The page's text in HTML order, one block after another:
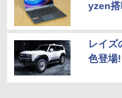
yzen
レイズ
色登場